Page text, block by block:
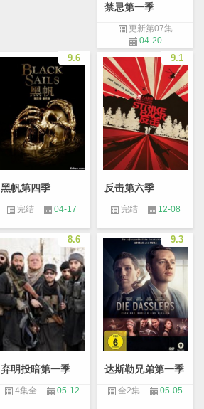
禁忌第一季
更新第07集
04-20
9.6
黑帆第四季
完结 04-17
9.1
反击第六季
完结 12-08
8.6
弃明投暗第一季
4集全 05-12
9.3
达斯勒兄弟第一季
全2集 05-05